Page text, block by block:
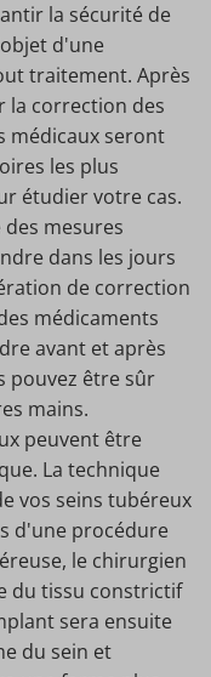
la sécurité de
d'une
traitement. Après
la correction des
médicaux seront
les plus
étudier votre cas.
mesures
dans les jours
de correction
médicaments
avant et après
pouvez être sûr
mains.
peuvent être
La technique
vos seins tubéreux
d'une procédure
le chirurgien
du tissu constrictif
sera ensuite
du sein et